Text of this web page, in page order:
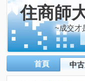
住商師
~成交才
首頁 中